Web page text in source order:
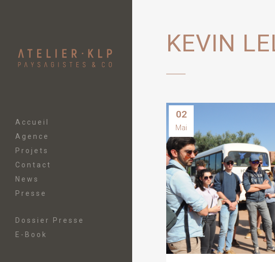
Accueil
Agence
Projets
Contact
News
Presse
Dossier Presse
E-Book
KEVIN
02
Mai